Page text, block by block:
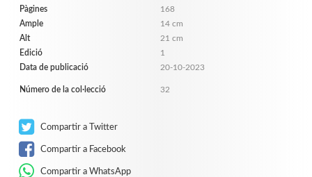
Pàgines
168
Ample
14 cm
Alt
21 cm
Edició
1
Data de publicació
20-10-2023
Número de la col·lecció 32
Compartir a Twitter
Compartir a Facebook
Compartir a WhatsApp